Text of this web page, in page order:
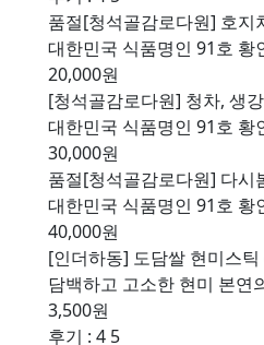
품절[청석골감로다원] 호지
대한민국 식품명인 91호 황
20,000원
[청석골감로다원] 청차, 생
대한민국 식품명인 91호 황
30,000원
품절[청석골감로다원] 다시
대한민국 식품명인 91호 황
40,000원
[인더하동] 도담쌀 현미스
담백하고 고소한 현미 본연
3,500원
후기 : 4 5